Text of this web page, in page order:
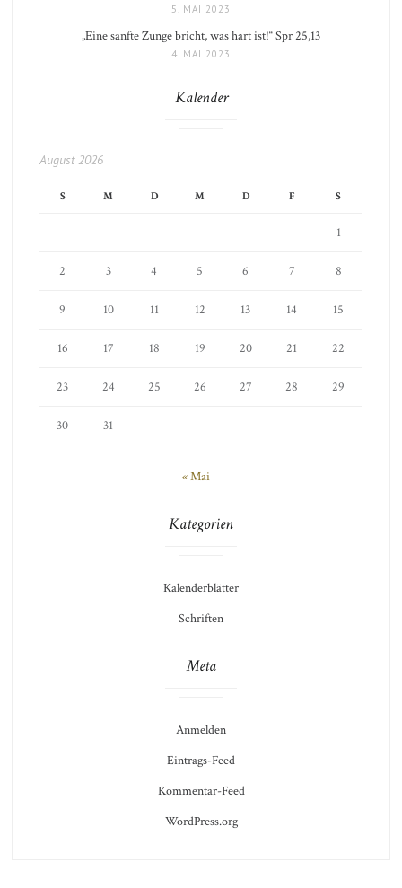
5. MAI 2023
„Eine sanfte Zunge bricht, was hart ist!“ Spr 25,13
4. MAI 2023
Kalender
August 2026
S M D M D F S
1
2 3 4 5 6 7 8
9 10 11 12 13 14 15
16 17 18 19 20 21 22
23 24 25 26 27 28 29
30 31
« Mai
Kategorien
Kalenderblätter
Schriften
Meta
Anmelden
Eintrags-Feed
Kommentar-Feed
WordPress.org